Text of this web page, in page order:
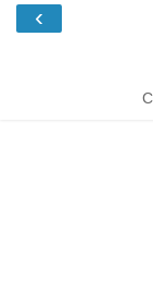
‹